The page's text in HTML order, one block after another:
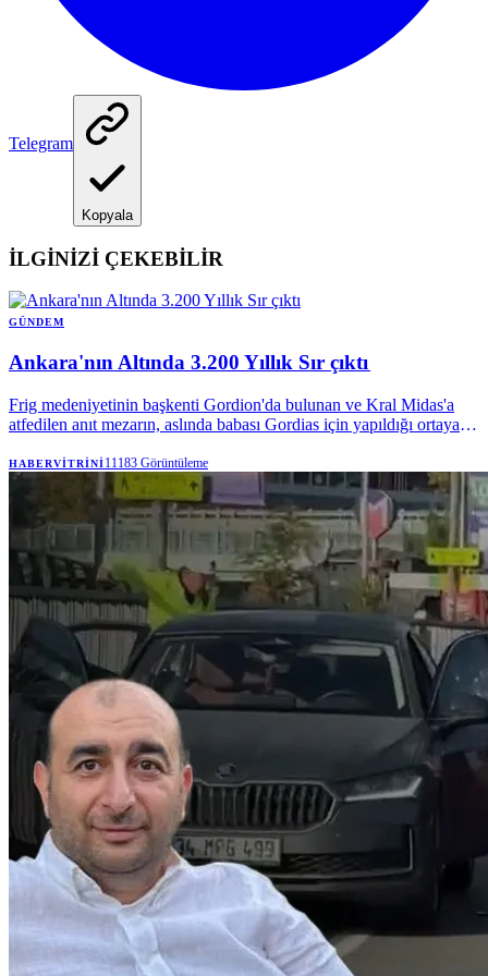
Telegram
Kopyala
İLGİNİZİ ÇEKEBİLİR
GÜNDEM
Ankara'nın Altında 3.200 Yıllık Sır çıktı
Frig medeniyetinin başkenti Gordion'da bulunan ve Kral Midas'a
atfedilen anıt mezarın, aslında babası Gordias için yapıldığı ortaya
kalan ahşap mezar odası, bu eşsiz yapısıyla dikkatleri üzerine
çekiyor.
HABERVITRINI11183 Görüntüleme